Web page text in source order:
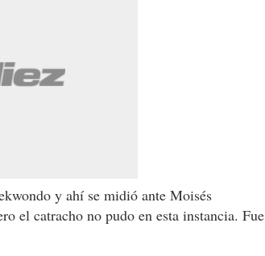
y ahí se midió ante Moisés
el catracho no pudo en esta instancia. Fue